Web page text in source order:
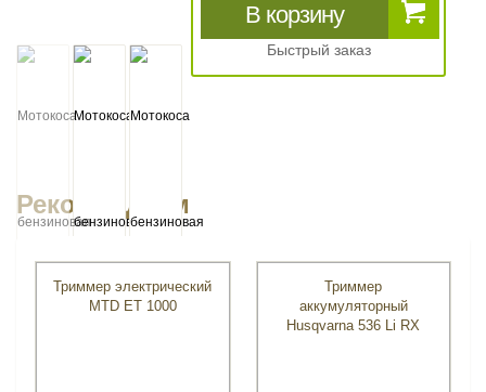
В корзину
Быстрый заказ
Рекомендуем
Триммер электрический
MTD ET 1000
Триммер
аккумуляторный
Husqvarna 536 Li RX